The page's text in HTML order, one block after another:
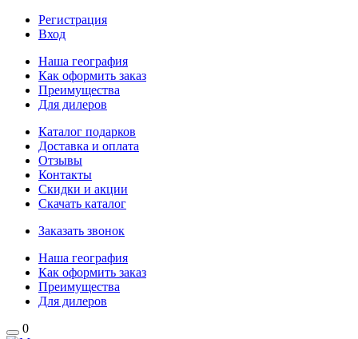
Регистрация
Вход
Наша география
Как оформить заказ
Преимущества
Для дилеров
Каталог подарков
Доставка и оплата
Отзывы
Контакты
Скидки и акции
Скачать каталог
Заказать звонок
Наша география
Как оформить заказ
Преимущества
Для дилеров
0